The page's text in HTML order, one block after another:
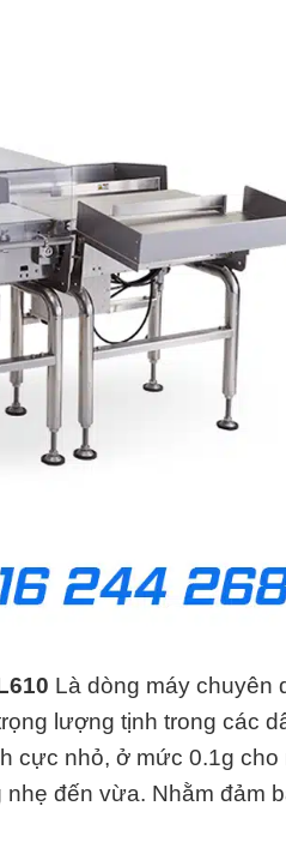
Là dòng máy chuyên
lượng tịnh trong các
cực nhỏ, ở mức 0.1g cho
đến vừa. Nhằm đảm